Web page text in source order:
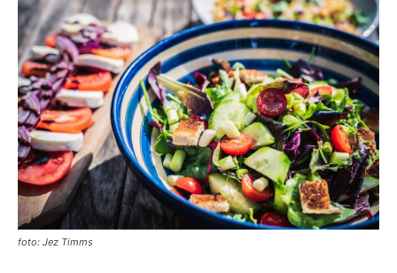
foto: Jez Timms